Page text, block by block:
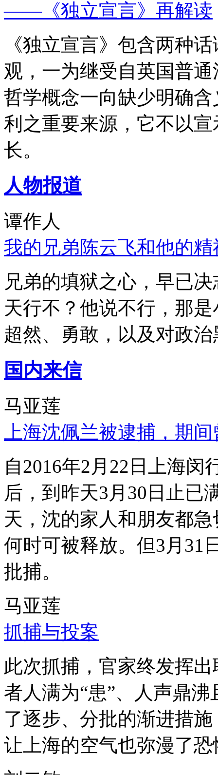
——《独立宣言》再解读
《独立宣言》包含两种
观，一为继受自英国普
哲学概念一向缺少明确
利之重要来源，它不以
长。
人物报道
谭作人
我的兄弟陈云飞和他的
兄弟的填狱之心，早已
天行不？他说不行，那
超然、勇敢，以及对政
国内来信
马亚莲
上海沈佩兰被逮捕，期
自2016年2月22日上海
后，到昨天3月30日止已
天，沈的家人和朋友都
何时可被释放。但3月31
批捕。
马亚莲
抓捕与投案
此次抓捕，官家终发挥
者人满为“患”、人声鼎
了逐步、分批的渐进措
让上海的空气也弥漫了